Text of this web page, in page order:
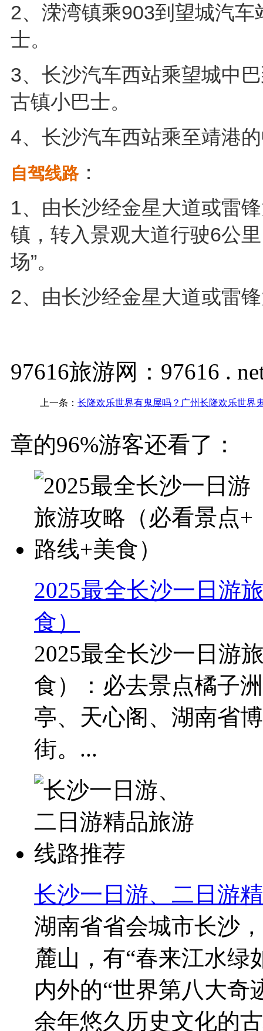
2、溁湾镇乘903到望城汽
士。
3、长沙汽车西站乘望城中
古镇小巴士。
4、长沙汽车西站乘至靖港
自驾线路：
1、由长沙经金星大道或雷
镇，转入景观大道行驶6公
场”。
2、由长沙经金星大道或雷
97616旅游网：97616 .
上一条： 长隆欢乐世界有鬼屋吗？广州长隆欢乐世界
章的96%游客还看了：
2025最全长沙一日游
食）
2025最全长沙一日游
食）：必去景点橘子
亭、天心阁、湖南省
街。...
长沙一日游、二日游
湖南省省会城市长沙
麓山，有“春来江水绿
内外的“世界第八大奇
余年悠久历史文化的